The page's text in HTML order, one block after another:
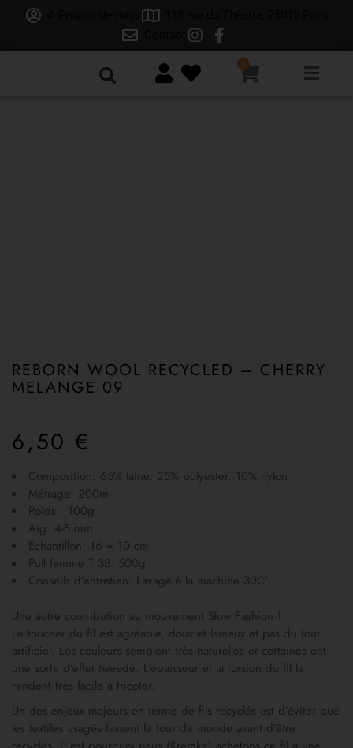
0
REBORN WOOL RECYCLED – CHERRY
MELANGE 09
6,50 €
Composition: 65% laine, 25% polyester, 10% nylon
Métrage: 200m
Poids : 100g
Aig: 4-5 mm
Echantillon: 16 = 10 cm
Pull femme T 38: 500g
Conseils d’entretien: Lavage à la machine 30C°
Une autre contribution au mouvement Slow Fashion !
Le toucher du fil est agréable, doux et laineux et pas du tout
artificiel. Les couleurs semblent très naturelles et certaines ont
une sorte d’effet tweedé. L’épaisseur et la torsion du fil le
rendent très facile à tricoter.
Un des enjeux majeurs en terme de fils recyclés est d’éviter que
les textiles usagés fassent le tour de monde avant d’être